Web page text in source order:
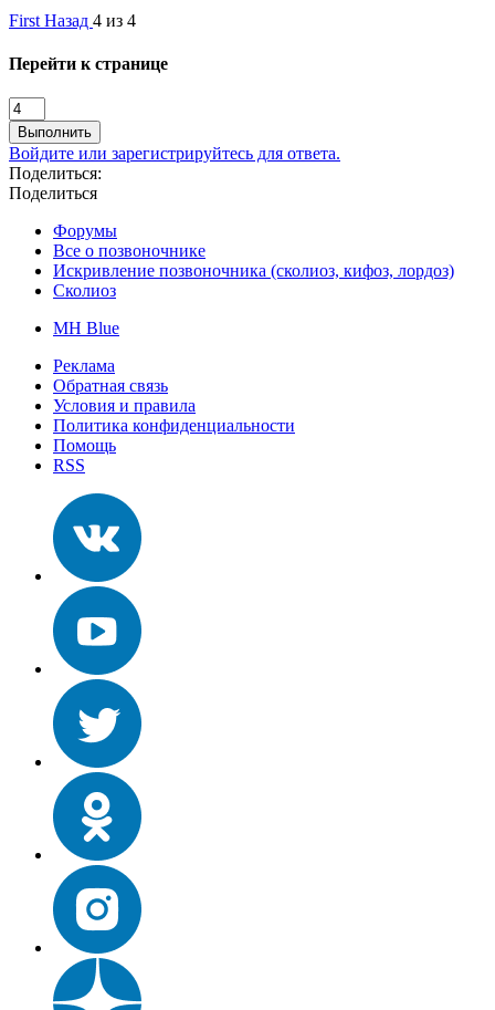
First Назад 4 из 4
Перейти к странице
Выполнить
Войдите или зарегистрируйтесь для ответа.
Поделиться:
Поделиться
Форумы
Все о позвоночнике
Искривление позвоночника (сколиоз, кифоз, лордоз)
Сколиоз
MH Blue
Реклама
Обратная связь
Условия и правила
Политика конфиденциальности
Помощь
RSS